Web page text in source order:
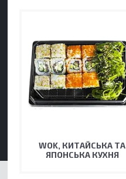
WOK, КИТАЙСЬКА ТА
ЯПОНСЬКА КУХНЯ